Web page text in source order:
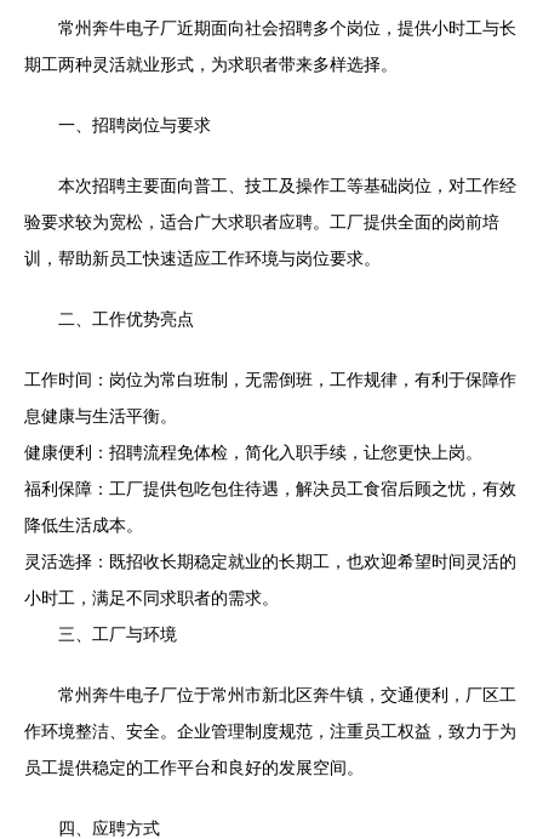
常州奔牛电子厂近期面向社会招聘多个岗位，提供小时工与长
期工两种灵活就业形式，为求职者带来多样选择。
一、招聘岗位与要求
本次招聘主要面向普工、技工及操作工等基础岗位，对工作经
验要求较为宽松，适合广大求职者应聘。工厂提供全面的岗前培
训，帮助新员工快速适应工作环境与岗位要求。
二、工作优势亮点
工作时间：岗位为常白班制，无需倒班，工作规律，有利于保障作
息健康与生活平衡。
健康便利：招聘流程免体检，简化入职手续，让您更快上岗。
福利保障：工厂提供包吃包住待遇，解决员工食宿后顾之忧，有效
降低生活成本。
灵活选择：既招收长期稳定就业的长期工，也欢迎希望时间灵活的
小时工，满足不同求职者的需求。
三、工厂与环境
常州奔牛电子厂位于常州市新北区奔牛镇，交通便利，厂区工
作环境整洁、安全。企业管理制度规范，注重员工权益，致力于为
员工提供稳定的工作平台和良好的发展空间。
四、应聘方式